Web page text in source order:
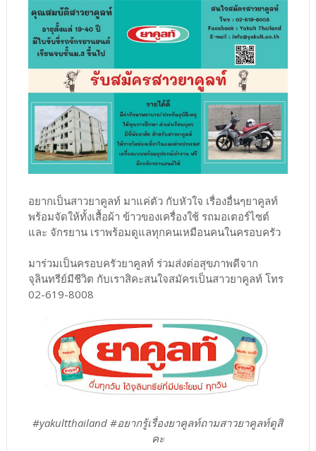
อยากเป็นสาวยาคูลท์ มาแค่ตัว กับหัวใจ เรื่องอื่นๆยาคูลท์
พร้อมจัดให้ทั้งเสื้อผ้า ข้าวของเครื่องใช้ รถมอเตอร์ไซต์
และ จักรยาน เราพร้อมดูแลทุกคนเหมือนคนในครอบครัว
มาร่วมเป็นครอบครัวยาคูลท์ ร่วมส่งต่อสุขภาพดีจาก
จุลินทรีย์มีชีวิต กับเราสิคะสนใจสมัครเป็นสาวยาคูลท์ โทร
02-619-8008
#yakultthailand #อยากรู้เรื่องยาคูลท์ถามสาวยาคูลท์ดูสิ
คะ